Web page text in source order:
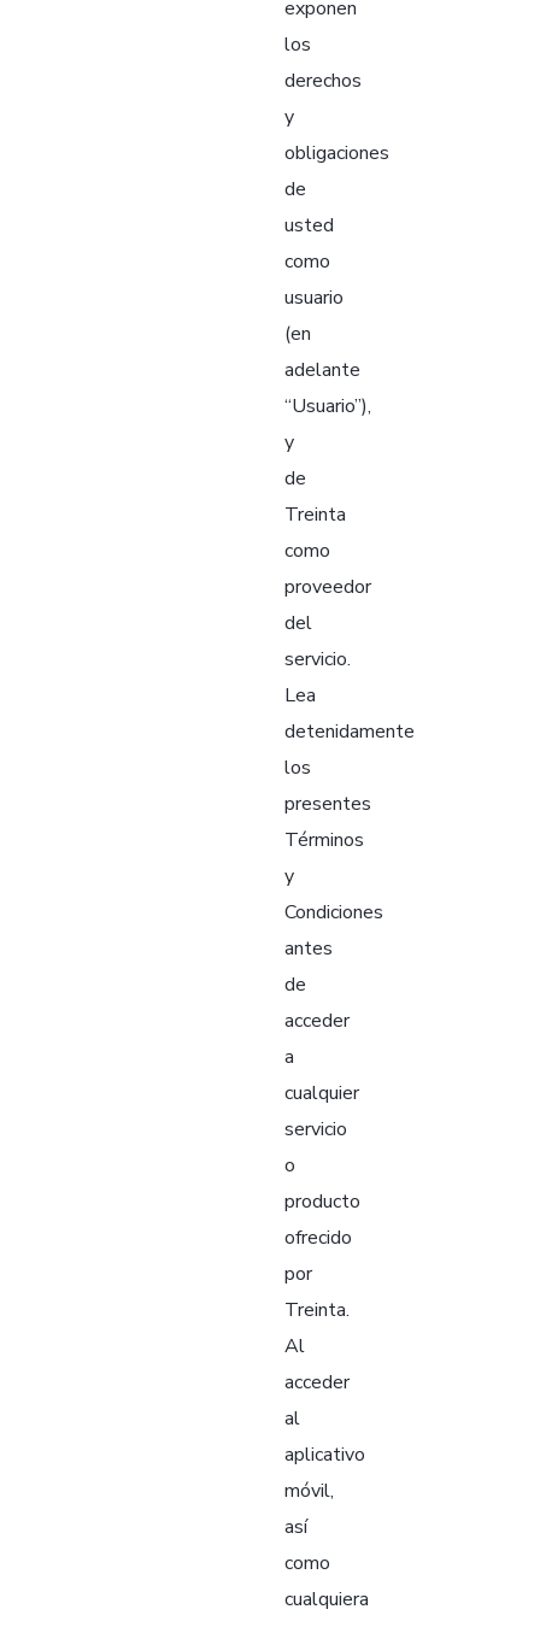
exponen
los
derechos
y
obligaciones
de
usted
como
usuario
(en
adelante
“Usuario”),
y
de
Treinta
como
proveedor
del
servicio.
Lea
detenidamente
los
presentes
Términos
y
Condiciones
antes
de
acceder
a
cualquier
servicio
o
producto
ofrecido
por
Treinta.
Al
acceder
al
aplicativo
móvil,
así
como
cualquiera